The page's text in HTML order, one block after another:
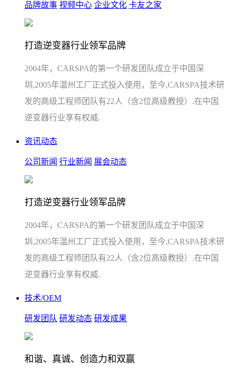
品牌故事 视频中心 企业文化 卡友之家
打造逆变器行业领军品牌
2004年，CARSPA的第一个研发团队成立于中国深
圳,2005年温州工厂正式投入使用，至今,CARSPA技术研
发的高级工程师团队有22人（含2位高级教授）.在中国
逆变器行业享有权威.
资讯动态
公司新闻 行业新闻 展会动态
打造逆变器行业领军品牌
2004年，CARSPA的第一个研发团队成立于中国深
圳,2005年温州工厂正式投入使用，至今,CARSPA技术研
发的高级工程师团队有22人（含2位高级教授）.在中国
逆变器行业享有权威.
技术/OEM
研发团队 研发动态 研发成果
和谐、真诚、创造力和双赢